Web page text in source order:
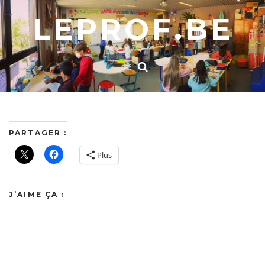
LEPROF.BE
PARTAGER :
Plus
J’AIME ÇA :